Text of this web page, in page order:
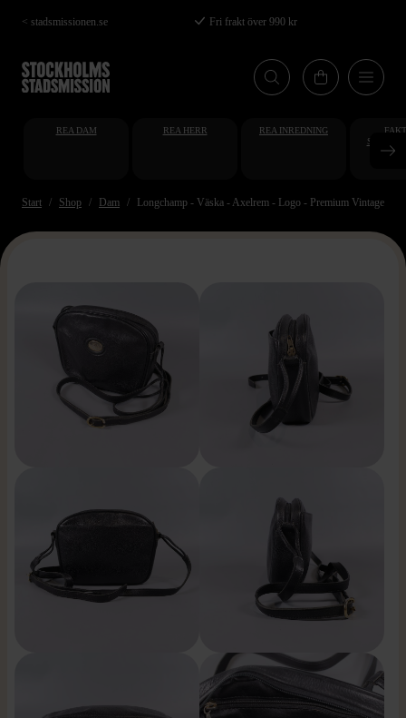
Hoppa
till
huvudinnehåll
< stadsmissionen.se Fri frakt över 990 kr
REA DAM REA HERR REA INREDNING
Start Shop Dam Longchamp - Väska - Axelrem - Logo - Premium Vintage